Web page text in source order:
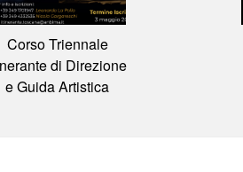
Corso Triennale
di Direzione
e Guida Artistica